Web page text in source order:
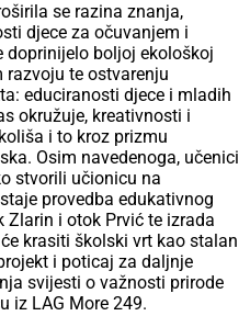
se razina znanja,
djece za očuvanjem i
doprinijelo boljoj ekološkoj
te ostvarenju
educiranosti djece i mladih
okružuje, kreativnosti i
i to kroz prizmu
Osim navedenoga, učenici
stvorili učionicu na
provedba edukativnog
Zlarin i otok Prvić te izrada
krasiti školski vrt kao stalan
i poticaj za daljnje
svijesti o važnosti prirode
iz LAG More 249.